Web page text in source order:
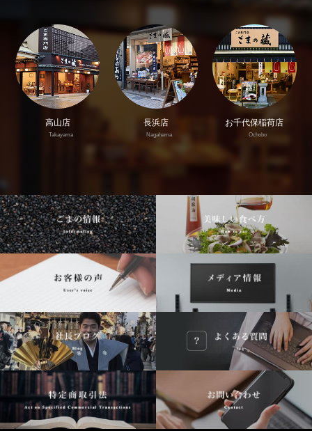
高山店
Takayama
長浜店
Nagahama
お千代保稲荷店
Ochobo